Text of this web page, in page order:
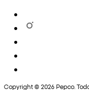
Copyright © 2026 Pepco.